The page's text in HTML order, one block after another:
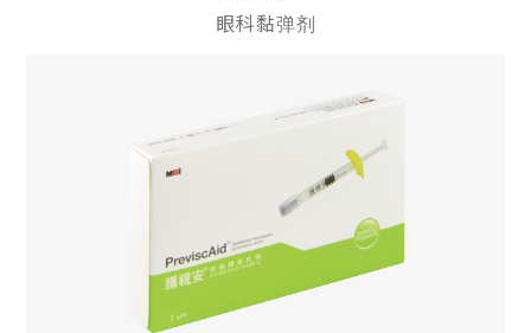
眼科黏弹剂